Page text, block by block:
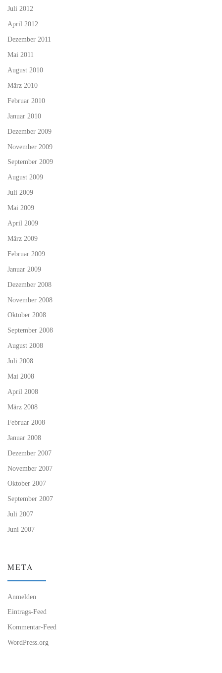
Juli 2012
April 2012
Dezember 2011
Mai 2011
August 2010
März 2010
Februar 2010
Januar 2010
Dezember 2009
November 2009
September 2009
August 2009
Juli 2009
Mai 2009
April 2009
März 2009
Februar 2009
Januar 2009
Dezember 2008
November 2008
Oktober 2008
September 2008
August 2008
Juli 2008
Mai 2008
April 2008
März 2008
Februar 2008
Januar 2008
Dezember 2007
November 2007
Oktober 2007
September 2007
Juli 2007
Juni 2007
META
Anmelden
Eintrags-Feed
Kommentar-Feed
WordPress.org